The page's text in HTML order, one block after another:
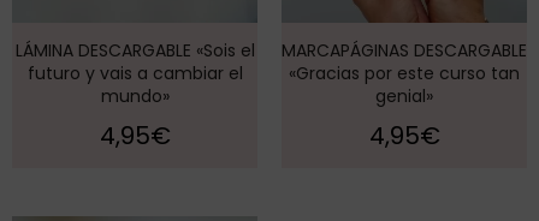
LÁMINA DESCARGABLE «Sois el
futuro y vais a cambiar el
mundo»
4,95€
MARCAPÁGINAS DESCARGABLE
«Gracias por este curso tan
genial»
4,95€